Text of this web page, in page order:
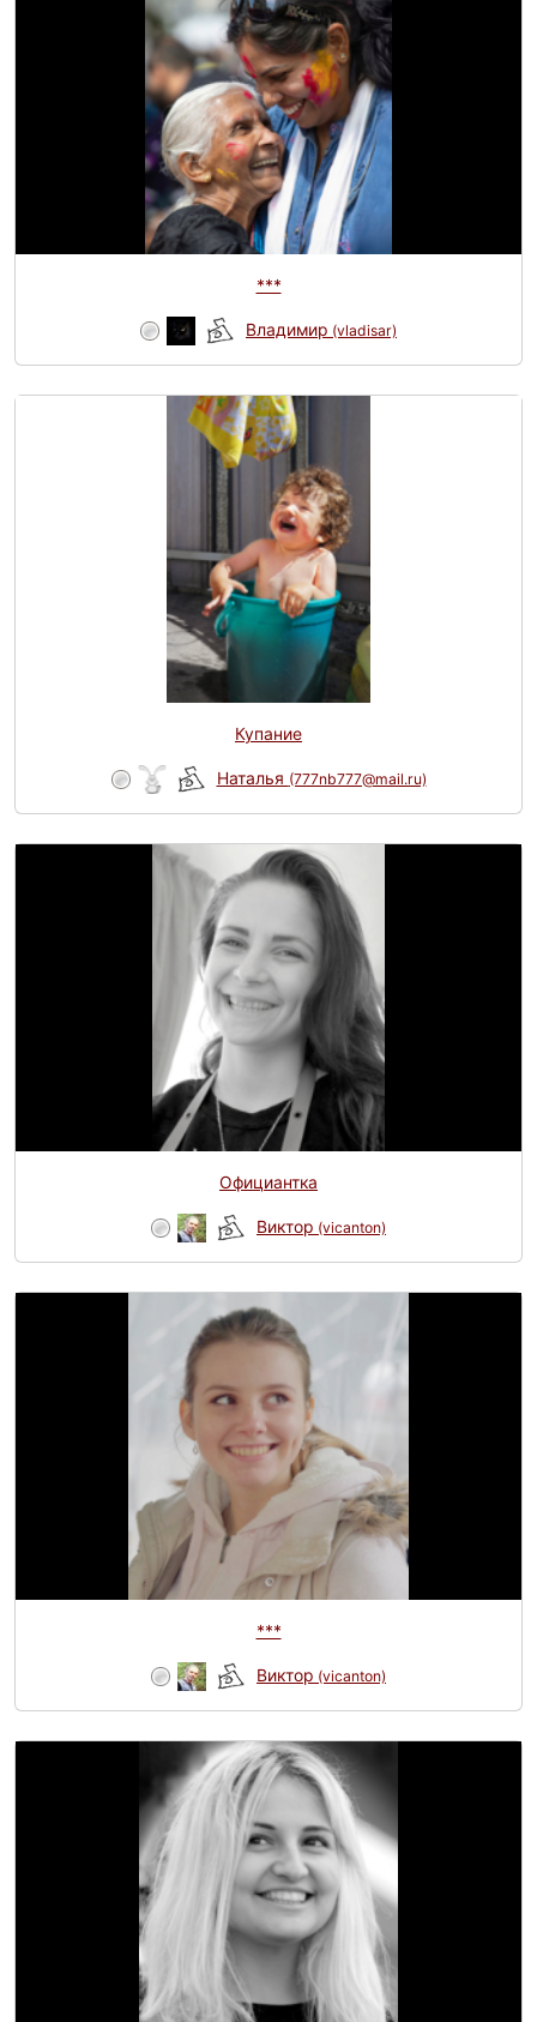
***
Владимир (vladisar)
Купание
Наталья (777nb777@mail.ru)
Официантка
Виктор (vicanton)
***
Виктор (vicanton)